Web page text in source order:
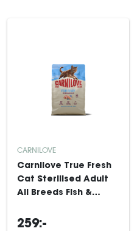
CARNILOVE
Carnilove True Fresh
Cat Sterilised Adult
All Breeds Fish &
2 kg
259:-